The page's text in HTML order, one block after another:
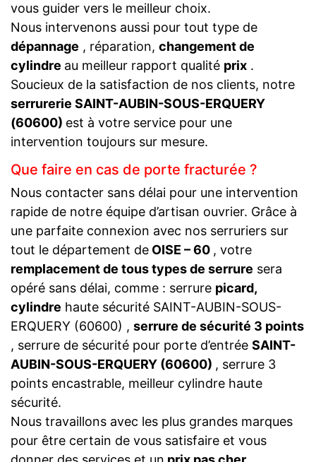
vous guider vers le meilleur choix.
Nous intervenons aussi pour tout type de
dépannage , réparation, changement de
cylindre au meilleur rapport qualité prix .
Soucieux de la satisfaction de nos clients, notre
serrurerie SAINT-AUBIN-SOUS-ERQUERY
(60600) est à votre service pour une
intervention toujours sur mesure.
Que faire en cas de porte fracturée ?
Nous contacter sans délai pour une intervention
rapide de notre équipe d’artisan ouvrier. Grâce à
une parfaite connexion avec nos serruriers sur
tout le département de OISE – 60 , votre
remplacement de tous types de serrure sera
opéré sans délai, comme : serrure picard,
cylindre haute sécurité SAINT-AUBIN-SOUS-
ERQUERY (60600) , serrure de sécurité 3 points
, serrure de sécurité pour porte d’entrée SAINT-
AUBIN-SOUS-ERQUERY (60600) , serrure 3
points encastrable, meilleur cylindre haute
sécurité.
Nous travaillons avec les plus grandes marques
pour être certain de vous satisfaire et vous